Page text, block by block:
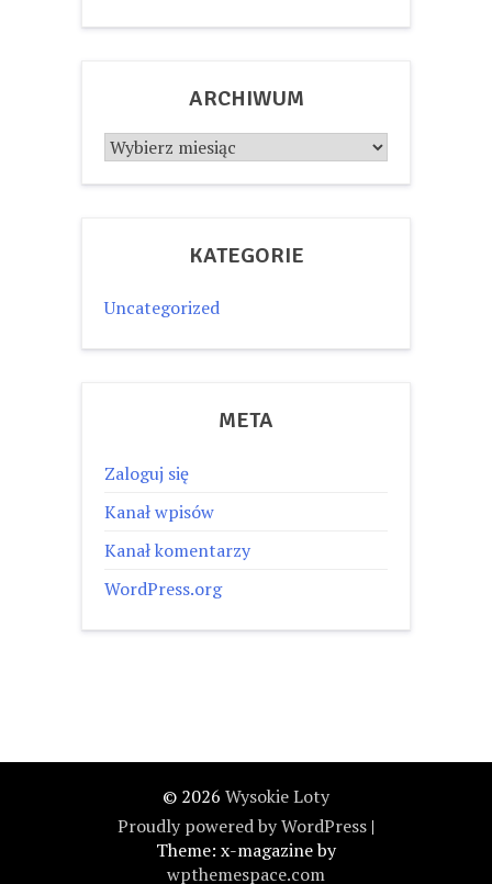
ARCHIWUM
Archiwum
KATEGORIE
Uncategorized
META
Zaloguj się
Kanał wpisów
Kanał komentarzy
WordPress.org
© 2026 Wysokie Loty
Proudly powered by WordPress |
Theme: x-magazine by
wpthemespace.com